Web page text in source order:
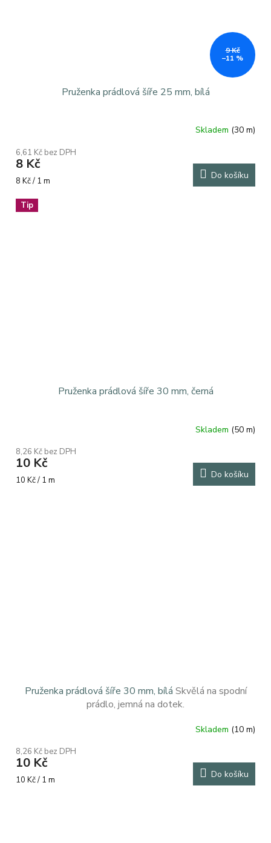
9 Kč
–11 %
Pruženka prádlová šíře 25 mm, bílá
Skladem (30 m)
6,61 Kč bez DPH
8 Kč
Měrná
8 Kč / 1 m Do košíku
Tip
Pruženka prádlová šíře 30 mm, černá
Skladem (50 m)
8,26 Kč bez DPH
10 Kč
Měrná
10 Kč / 1 m Do košíku
Pruženka prádlová šíře 30 mm, bílá Skvělá na spodní
prádlo, jemná na dotek.
Skladem (10 m)
8,26 Kč bez DPH
10 Kč
Měrná
10 Kč / 1 m Do košíku